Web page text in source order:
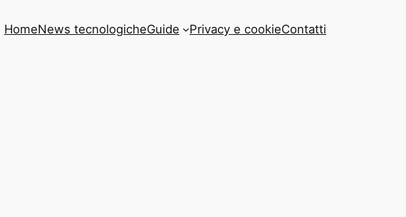
HomeNews tecnologicheGuide Privacy e cookieContatti